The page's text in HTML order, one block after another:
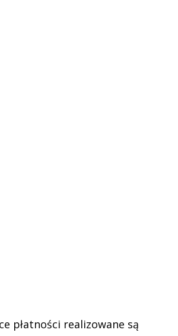
płatności realizowane są